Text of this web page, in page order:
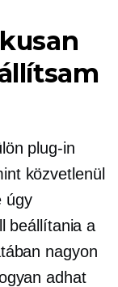
plug-in
közvetlenül
úgy
beállítania a
nagyon
adhat